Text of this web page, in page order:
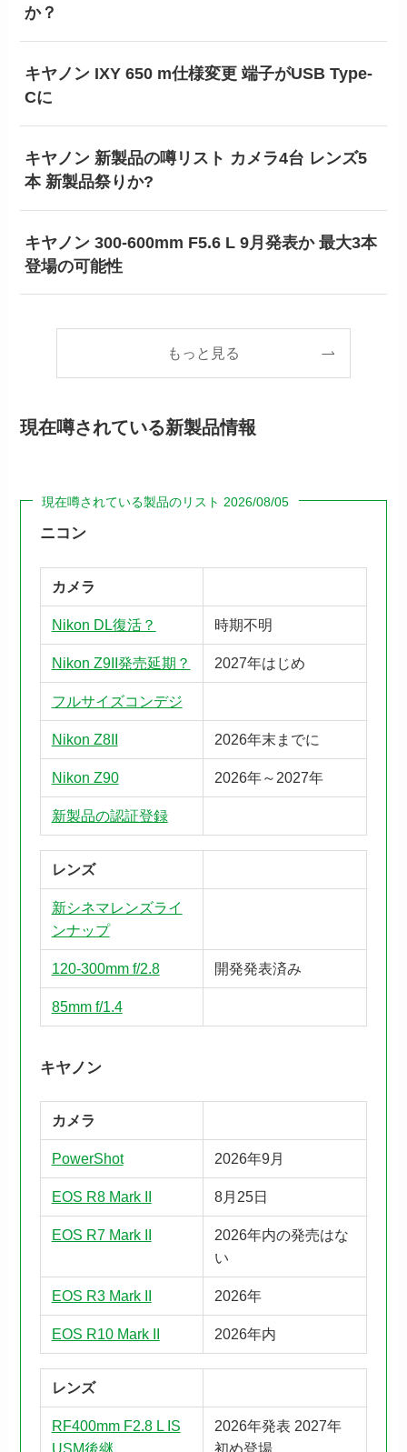
か？
キヤノン IXY 650 m仕様変更 端子がUSB Type-
Cに
キヤノン 新製品の噂リスト カメラ4台 レンズ5
本 新製品祭りか?
キヤノン 300-600mm F5.6 L 9月発表か 最大3本
登場の可能性
もっと見る
現在噂されている新製品情報
現在噂されている製品のリスト 2026/08/05
ニコン
カメラ
Nikon DL復活？ 時期不明
Nikon Z9II発売延期？ 2027年はじめ
フルサイズコンデジ
Nikon Z8II 2026年末までに
Nikon Z90 2026年～2027年
新製品の認証登録
レンズ
新シネマレンズライ
ンナップ
120-300mm f/2.8 開発発表済み
85mm f/1.4
キヤノン
カメラ
PowerShot 2026年9月
EOS R8 Mark II 8月25日
EOS R7 Mark II
2026年内の発売はな
い
EOS R3 Mark II 2026年
EOS R10 Mark II 2026年内
レンズ
RF400mm F2.8 L IS
USM後継
2026年発表 2027年
初め登場